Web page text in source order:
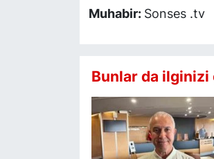
Muhabir: Sonses .tv
Bunlar da